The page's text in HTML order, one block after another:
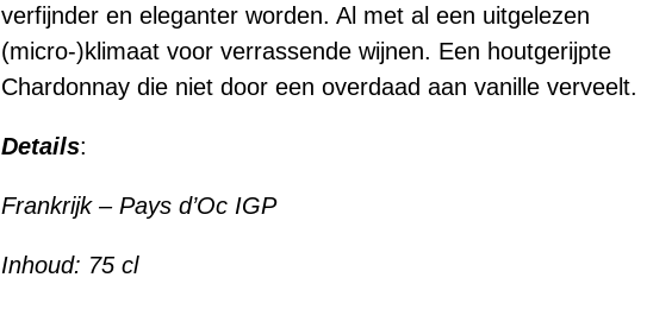
verfijnder en eleganter worden. Al met al een uitgelezen
(micro-)klimaat voor verrassende wijnen. Een houtgerijpte
Chardonnay die niet door een overdaad aan vanille verveelt.
Details:
Frankrijk – Pays d’Oc IGP
Inhoud: 75 cl